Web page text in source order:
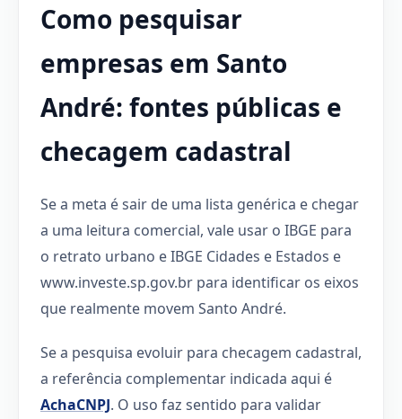
Como pesquisar
empresas em Santo
André: fontes públicas e
checagem cadastral
Se a meta é sair de uma lista genérica e chegar
a uma leitura comercial, vale usar o IBGE para
o retrato urbano e IBGE Cidades e Estados e
www.investe.sp.gov.br para identificar os eixos
que realmente movem Santo André.
Se a pesquisa evoluir para checagem cadastral,
a referência complementar indicada aqui é
AchaCNPJ. O uso faz sentido para validar